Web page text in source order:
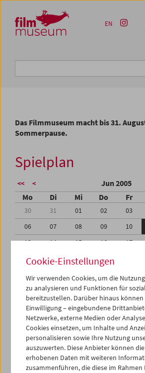
Zum Inhalt
Zum Hauptmenü
Zur Servicenavigation
Zum Suche
EN
Das Filmmuseum macht bis 31.
Sommerpause.
Spielplan
<< < Jun 2005
Mo Di Mi Do Fr
30 31 01 02 03
06
07 08 09 10
13
14 15 16 17
20
21 22 23
27
29 01
04
05 06 07 08
iCalender
Programmheft-PDF
English language or subtitles
Cookie-Einstellungen
Wir verwenden Cookies, um die
zu analysieren und Funktionen für
bereitzustellen. Darüber hinaus
Einwilligung – eingebundene
Netzwerke, externe Medien oder
Cookies einsetzen, um Inhalte und
personalisieren sowie Ihre Nutzung
auszuwerten. Diese Anbieter können
erhobenen Daten mit weiteren
zusammenführen, die diese im